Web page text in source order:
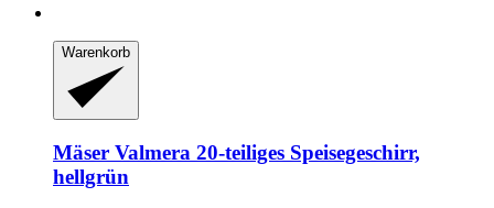
Warenkorb
Mäser Valmera 20-​teiliges Speisegeschirr,
hellgrün